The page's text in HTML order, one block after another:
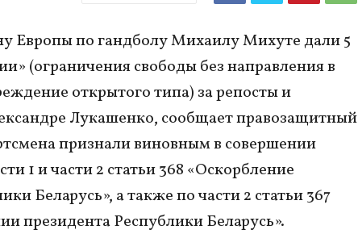
Европы по гандболу Михаилу Михуте дали 5
(ограничения свободы без направления в
открытого типа) за репосты и
Лукашенко, сообщает правозащитный
признали виновным в совершении
1 и части 2 статьи 368 «Оскорбление
Беларусь», а также по части 2 статьи 367
президента Республики Беларусь».